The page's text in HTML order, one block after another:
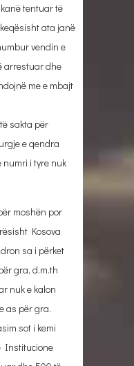
tentuar të
ata janë
vendin e
arrestuar dhe
me e mbajt
sakta për
e qendra
i tyre nuk
moshën por
Kosova
sa i përket
gra, d.m.th
nuk e kalon
as për gra.
sot i kemi
Institucione